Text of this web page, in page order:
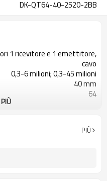
DK-QT64-40-2520-2BB
1 ricevitore e 1 emettitore,
cavo
0,3-6 milioni; 0,3-45 milioni
40 mm
64
Dotato di connettore M16
PIÙ